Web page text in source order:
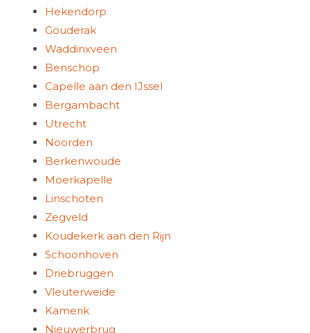
Hekendorp
Gouderak
Waddinxveen
Benschop
Capelle aan den IJssel
Bergambacht
Utrecht
Noorden
Berkenwoude
Moerkapelle
Linschoten
Zegveld
Koudekerk aan den Rijn
Schoonhoven
Driebruggen
Vleuterweide
Kamerik
Nieuwerbrug